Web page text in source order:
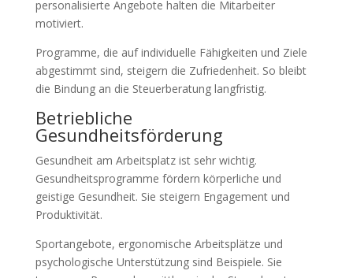
personalisierte Angebote halten die Mitarbeiter
motiviert.
Programme, die auf individuelle Fähigkeiten und Ziele
abgestimmt sind, steigern die Zufriedenheit. So bleibt
die Bindung an die Steuerberatung langfristig.
Betriebliche
Gesundheitsförderung
Gesundheit am Arbeitsplatz ist sehr wichtig.
Gesundheitsprogramme fördern körperliche und
geistige Gesundheit. Sie steigern Engagement und
Produktivität.
Sportangebote, ergonomische Arbeitsplätze und
psychologische Unterstützung sind Beispiele. Sie